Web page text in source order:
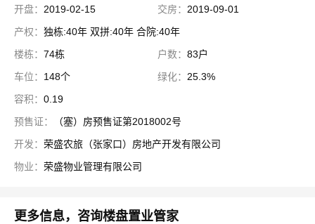
开盘： 2019-02-15 交房： 2019-09-01
产权： 独栋:40年 双拼:40年 合院:40年
楼栋： 74栋 户数： 83户
车位： 148个 绿化： 25.3%
容积： 0.19
预售证：
（塞）房预售证第2018002号
开发： 荣盛农旅（张家口）房地产开发有限公司
物业： 荣盛物业管理有限公司
更多信息，咨询楼盘置业管家